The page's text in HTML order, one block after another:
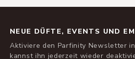
NEUE DÜFTE, EVENTS UND
Aktiviere den Parfinity Newsletter
kannst ihn jederzeit wieder